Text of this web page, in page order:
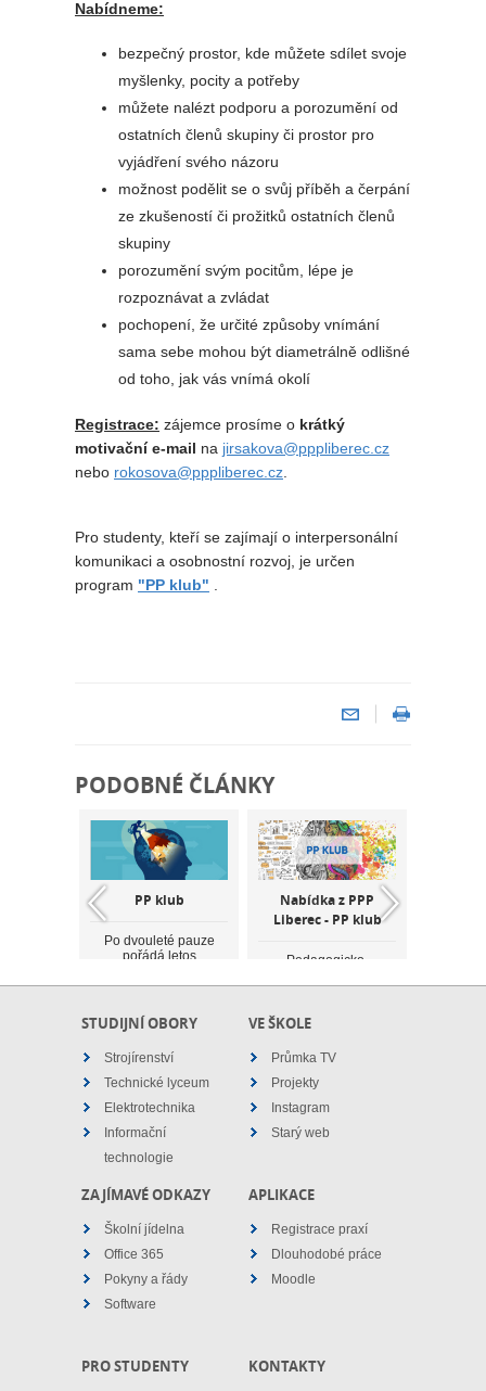
Nabídneme:
bezpečný prostor, kde můžete sdílet svoje
myšlenky, pocity a potřeby
můžete nalézt podporu a porozumění od
ostatních členů skupiny či prostor pro
vyjádření svého názoru
možnost podělit se o svůj příběh a čerpání
ze zkušeností či prožitků ostatních členů
skupiny
porozumění svým pocitům, lépe je
rozpoznávat a zvládat
pochopení, že určité způsoby vnímání
sama sebe mohou být diametrálně odlišné
od toho, jak vás vnímá okolí
Registrace: zájemce prosíme o krátký
motivační e-mail na jirsakova@pppliberec.cz
nebo rokosova@pppliberec.cz.
Pro studenty, kteří se zajímají o interpersonální
komunikaci a osobnostní rozvoj, je určen
program "PP klub" .
PODOBNÉ ČLÁNKY
PP klub
Po dvouleté pauze
pořádá letos
psychologocká
PP klub - cyklus
atraktivních zážitko...
Nabídka z PPP
Liberec - PP klub
Pedagogicko-
v Liberci pořádá i letos
zážitkových setkání pro
STUDIJNÍ OBORY
Strojírenství
Technické lyceum
Elektrotechnika
Informační
technologie
VE ŠKOLE
Průmka TV
Projekty
Instagram
Starý web
ZAJÍMAVÉ ODKAZY
Školní jídelna
Office 365
Pokyny a řády
Software
APLIKACE
Registrace praxí
Dlouhodobé práce
Moodle
PRO STUDENTY KONTAKTY